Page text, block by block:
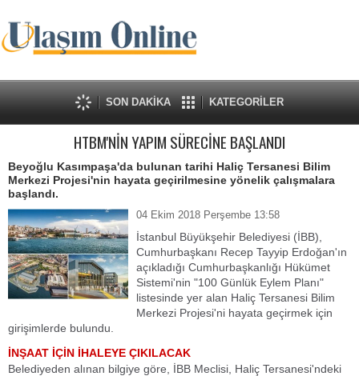
SON DAKİKA KATEGORİLER
HTBM'NİN YAPIM SÜRECİNE BAŞLANDI
Beyoğlu Kasımpaşa'da bulunan tarihi Haliç Tersanesi Bilim
Merkezi Projesi'nin hayata geçirilmesine yönelik çalışmalara
başlandı.
04 Ekim 2018 Perşembe 13:58
İstanbul Büyükşehir Belediyesi (İBB),
Cumhurbaşkanı Recep Tayyip Erdoğan'ın
açıkladığı Cumhurbaşkanlığı Hükümet
Sistemi'nin "100 Günlük Eylem Planı"
listesinde yer alan Haliç Tersanesi Bilim
Merkezi Projesi'ni hayata geçirmek için
girişimlerde bulundu.
İNŞAAT İÇİN İHALEYE ÇIKILACAK
Belediyeden alınan bilgiye göre, İBB Meclisi, Haliç Tersanesi'ndeki